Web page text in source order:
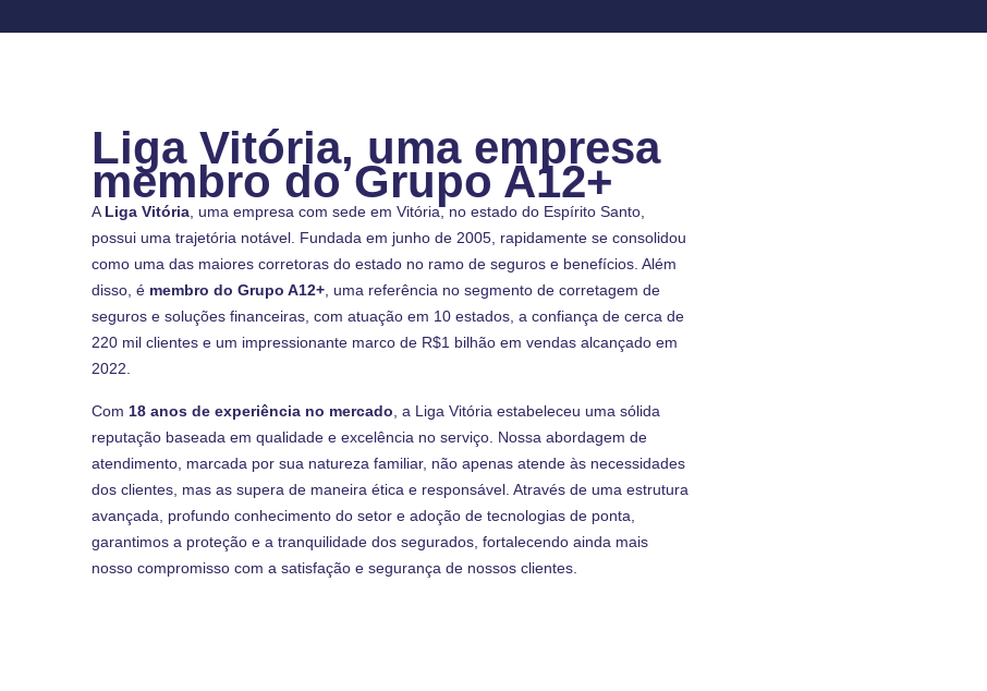
Liga Vitória, uma empresa
membro do Grupo A12+
ALiga Vitória, uma empresa com sede em Vitória, no estado do Espírito Santo,
possui uma trajetória notável. Fundada em junho de 2005, rapidamente se consolidou
como uma das maiores corretoras do estado no ramo de seguros e benefícios. Além
disso, é membro do Grupo A12+, uma referência no segmento de corretagem de
seguros e soluções financeiras, com atuação em 10 estados, a confiança de cerca de
220 mil clientes e um impressionante marco de R$1 bilhão em vendas alcançado em
2022.
Com 18 anos de experiência no mercado , a Liga Vitória estabeleceu uma sólida
reputação baseada em qualidade e excelência no serviço. Nossa abordagem de
atendimento, marcada por sua natureza familiar, não apenas atende às necessidades
dos clientes, mas as supera de maneira ética e responsável. Através de uma estrutura
avançada, profundo conhecimento do setor e adoção de tecnologias de ponta,
garantimos a proteção e a tranquilidade dos segurados, fortalecendo ainda mais
nosso compromisso com a satisfação e segurança de nossos clientes.